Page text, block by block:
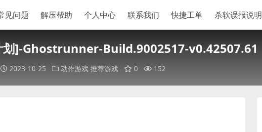
见问题 解压帮助 个人中心 联系我们 快捷工单 杀软误报说明
划]-Ghostrunner-Build.9002517-v0.42507.61
2023-10-25 动作游戏 推荐游戏 0 152